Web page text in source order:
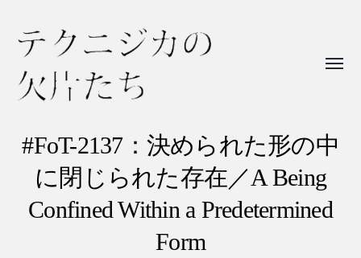
ク
ジ
カ
#FoT-2137：決められた形の中
に閉じられた存在／A Being
Confined Within a Predetermined
Form